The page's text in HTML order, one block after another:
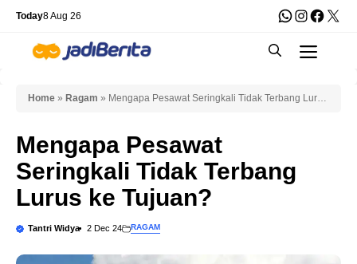
Skip
content
Today8 Aug 26 WhatsApp
X
Home » Ragam » Mengapa Pesawat Seringkali Tidak Terbang Lurus
Mengapa Pesawat
Seringkali Tidak Terbang
Lurus ke Tujuan?
Tantri Widya 2 Dec 24 RAGAM